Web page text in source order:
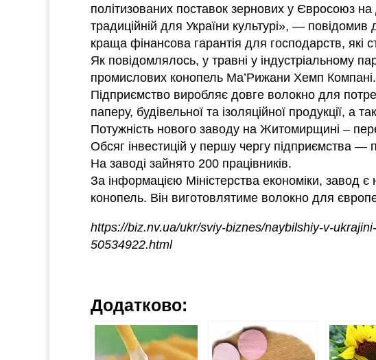
політизованих поставок зернових у Євросоюз на
традиційній для України культурі», —
краща фінансова гарантія для господарств, які
Як повідомлялось, у травні у індустріальному
промислових конопель Ма’Рижани Хемп Компані.
Підприємство виробляє довге волокно для
паперу, будівельної та ізоляційної продукції,
Потужність нового заводу на Житомирщині –
Обсяг інвестицій у першу чергу підприємства —
На заводі зайнято 200 працівників.
За інформацією Міністерства економіки, завод
конопель. Він виготовлятиме волокно для
https://biz.nv.ua/ukr/sviy-biznes/naybilshiy-v-
50534922.html
Додатково: